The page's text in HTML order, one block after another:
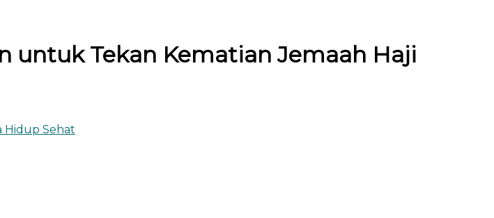
untuk Tekan Kematian Jemaah Haji